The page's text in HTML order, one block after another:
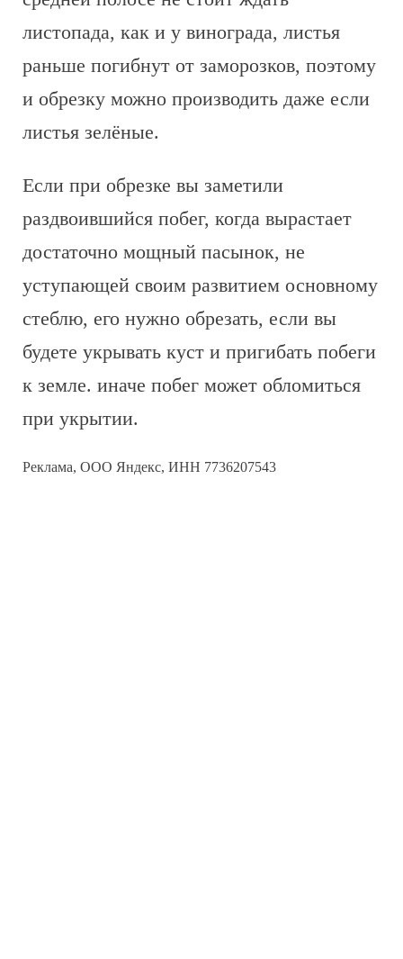
листопада, как и у винограда, листья
раньше погибнут от заморозков, поэтому
и обрезку можно производить даже если
листья зелёные.
Если при обрезке вы заметили
раздвоившийся побег, когда вырастает
достаточно мощный пасынок, не
уступающей своим развитием основному
стеблю, его нужно обрезать, если вы
будете укрывать куст и пригибать побеги
к земле. иначе побег может обломиться
при укрытии.
Реклама, ООО Яндекс, ИНН 7736207543